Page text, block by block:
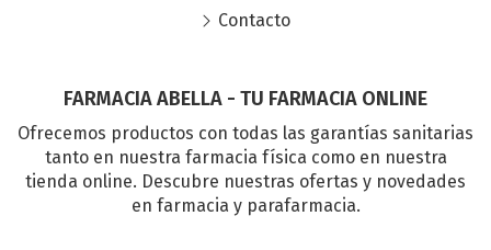
FARMACIA ABELLA - TU FARMACIA ONLINE
Ofrecemos productos con todas las garantías sanitarias
tanto en nuestra farmacia física como en nuestra
tienda online. Descubre nuestras ofertas y novedades
en farmacia y parafarmacia.
Contacto